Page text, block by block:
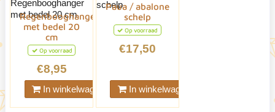
Regenbooghanger
met bedel 20
cm
Op voorraad
€8,95
In winkelwagen
Paua / abalone
schelp
Op voorraad
€17,50
In winkelwagen